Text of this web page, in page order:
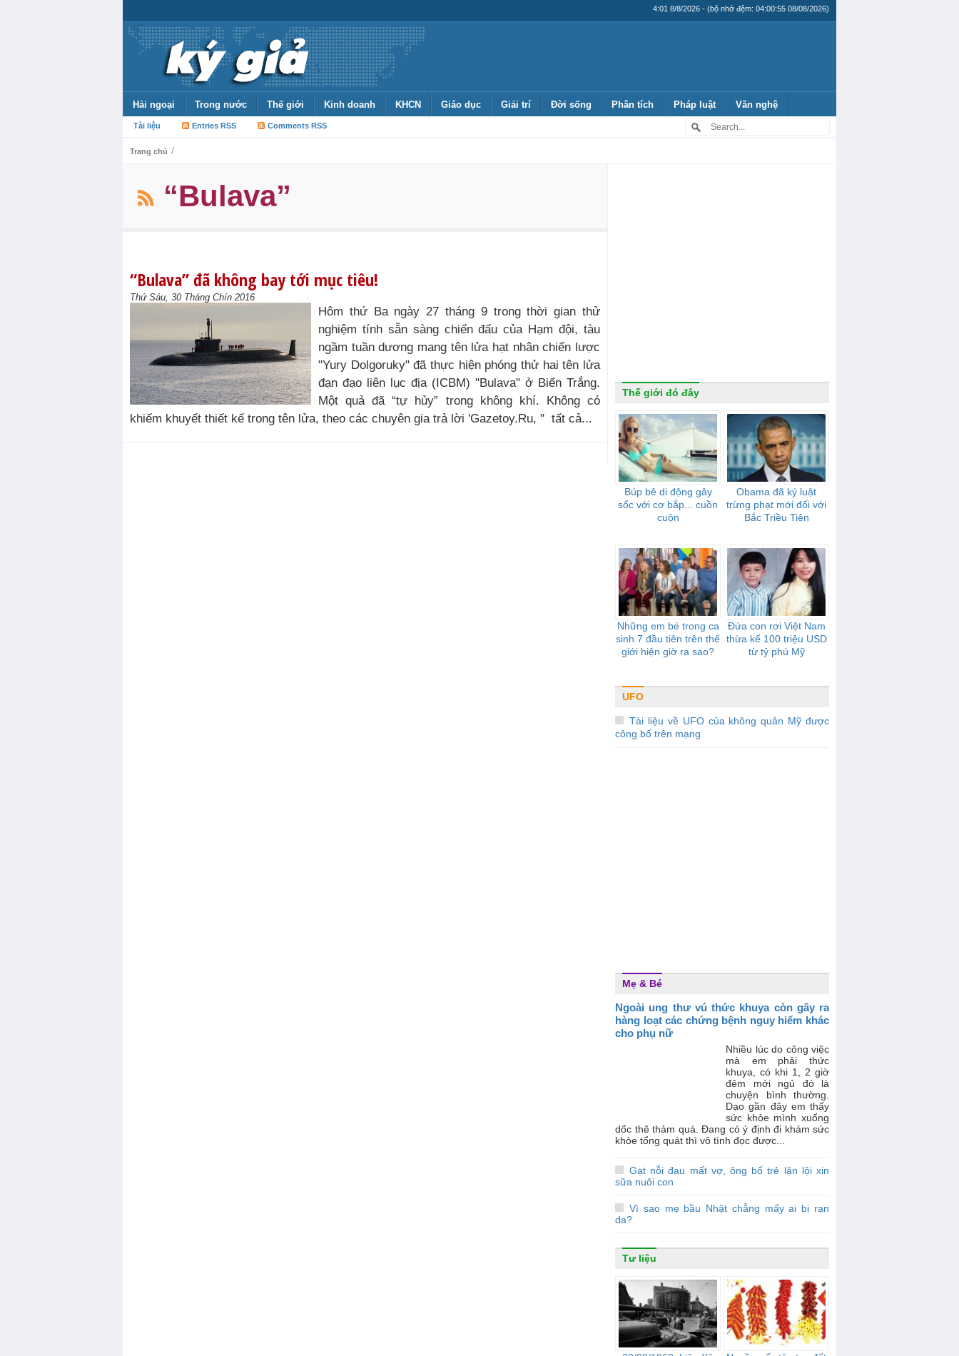
4:01 8/8/2026 - (bộ nhớ đệm: 04:00:55 08/08/2026)
Hải ngoại Trong nước Thế giới Kinh doanh KHCN Giáo dục Giải trí Đời sống Phân tích Pháp luật Văn nghệ
Tài liệu Entries RSS Comments RSS
Trang chủ /
“Bulava”
“Bulava” đã không bay tới mục tiêu!
Thứ Sáu, 30 Tháng Chín 2016
Hôm thứ Ba ngày 27 tháng 9 trong thời gian thử
nghiệm tính sẵn sàng chiến đấu của Hạm đội, tàu
ngầm tuần dương mang tên lửa hạt nhân chiến lược
"Yury Dolgoruky" đã thực hiện phóng thử hai tên lửa
đạn đạo liên lục địa (ICBM) "Bulava" ở Biển Trắng.
Một quả đã “tự hủy” trong không khí. Không có
khiếm khuyết thiết kế trong tên lửa, theo các chuyên gia trả lời 'Gazetoy.Ru, " tất cả...
Thế giới đó đây
Búp bê di động gây
sốc với cơ bắp... cuồn
cuộn
Obama đã ký luật
trừng phạt mới đối với
Bắc Triều Tiên
Những em bé trong ca
sinh 7 đầu tiên trên thế
giới hiện giờ ra sao?
Đứa con rơi Việt Nam
thừa kế 100 triệu USD
từ tỷ phú Mỹ
UFO
Tài liệu về UFO của không quân Mỹ được
công bố trên mạng
Mẹ & Bé
Ngoài ung thư vú thức khuya còn gây ra
hàng loạt các chứng bệnh nguy hiểm khác
cho phụ nữ
Nhiều lúc do công việc
mà em phải thức
khuya, có khi 1, 2 giờ
đêm mới ngủ đó là
chuyện bình thường.
Dạo gần đây em thấy
sức khỏe mình xuống
dốc thê thảm quá. Đang có ý định đi khám sức
khỏe tổng quát thì vô tình đọc được...
Gạt nỗi đau mất vợ, ông bố trẻ lặn lội xin
sữa nuôi con
Vì sao mẹ bầu Nhật chẳng mấy ai bị rạn
da?
Tư liệu